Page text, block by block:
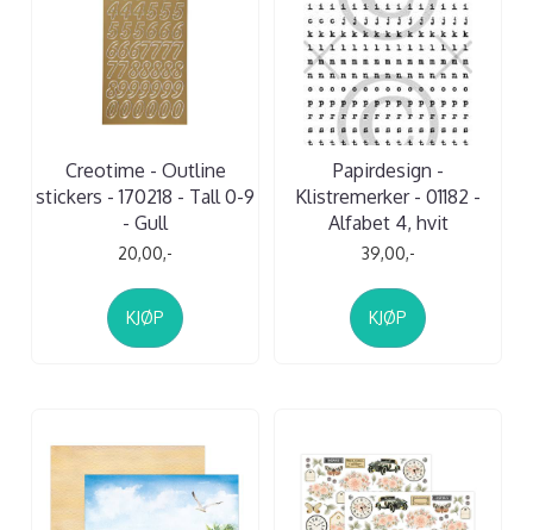
Creotime - Outline
stickers - 170218 - Tall 0-9
- Gull
20,00,-
KJØP
Papirdesign -
Klistremerker - 01182 -
Alfabet 4, hvit
39,00,-
KJØP